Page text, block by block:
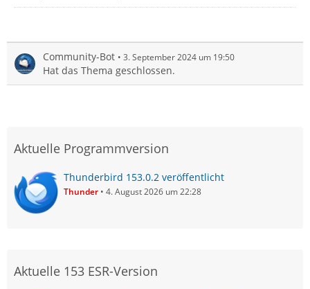
Community-Bot 3. September 2024 um 19:50
Hat das Thema geschlossen.
Aktuelle Programmversion
Thunderbird 153.0.2 veröffentlicht
Thunder 4. August 2026 um 22:28
Aktuelle 153 ESR-Version